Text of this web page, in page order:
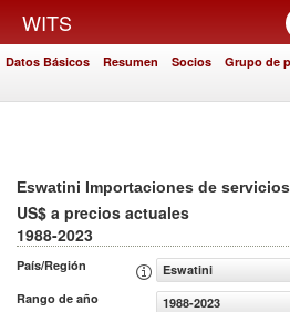
WITS
Datos Básicos Resumen Socios Grupo de
Eswatini Importaciones de servicios
US$ a precios actuales
1988-2023
País/Región
Eswatini
Rango de año
1988-2023